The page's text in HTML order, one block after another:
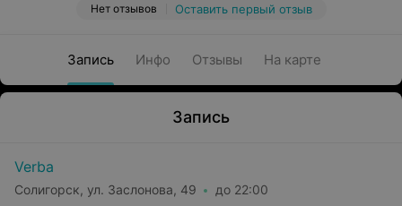
Нет отзывов Оставить первый отзыв
Запись Инфо Отзывы На карте
Запись
Verba
Солигорск, ул. Заслонова, 49 до 22:00